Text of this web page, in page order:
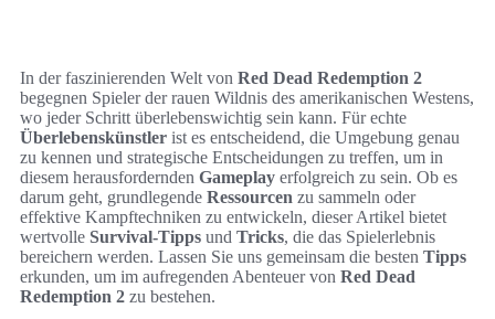
In der faszinierenden Welt von Red Dead Redemption 2
begegnen Spieler der rauen Wildnis des amerikanischen Westens,
wo jeder Schritt überlebenswichtig sein kann. Für echte
Überlebenskünstler ist es entscheidend, die Umgebung genau
zu kennen und strategische Entscheidungen zu treffen, um in
diesem herausfordernden Gameplay erfolgreich zu sein. Ob es
darum geht, grundlegende Ressourcen zu sammeln oder
effektive Kampftechniken zu entwickeln, dieser Artikel bietet
wertvolle Survival-Tipps und Tricks, die das Spielerlebnis
bereichern werden. Lassen Sie uns gemeinsam die besten Tipps
erkunden, um im aufregenden Abenteuer von Red Dead
Redemption 2 zu bestehen.